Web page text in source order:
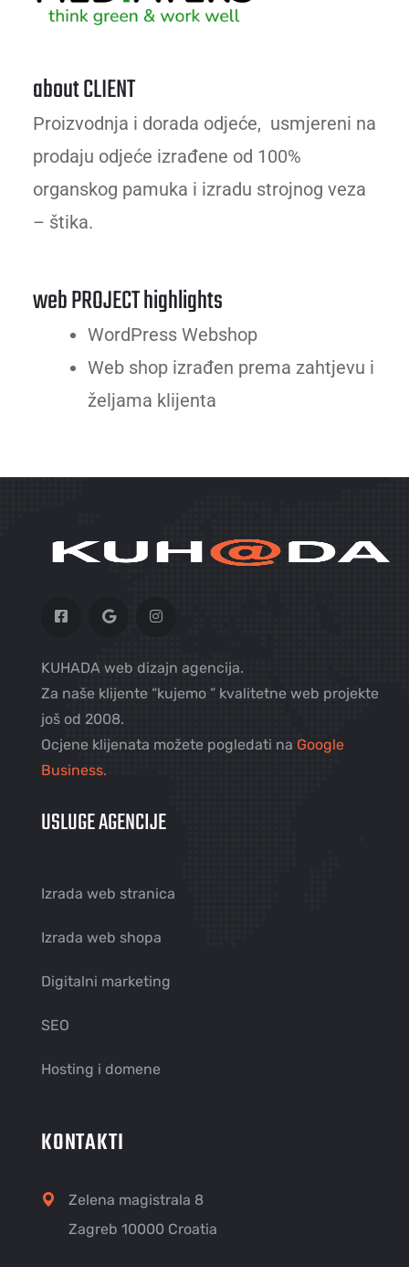
about CLIENT
Proizvodnja i dorada odjeće, usmjereni na
prodaju odjeće izrađene od 100%
organskog pamuka i izradu strojnog veza
– štika.
web PROJECT highlights
WordPress Webshop
Web shop izrađen prema zahtjevu i
željama klijenta
KUHADA web dizajn agencija.
Za naše klijente “kujemo ” kvalitetne web projekte
još od 2008.
Ocjene klijenata možete pogledati na Google
Business.
USLUGE AGENCIJE
Izrada web stranica
Izrada web shopa
Digitalni marketing
SEO
Hosting i domene
KONTAKTI
Zelena magistrala 8
Zagreb 10000 Croatia